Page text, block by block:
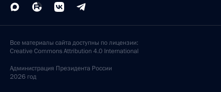
Все материалы сайта доступны по лицензии:
Creative Commons Attribution 4.0 International
Администрация Президента России
2026 год